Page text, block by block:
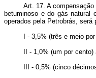
Art. 17. A
betuminoso e do gás natural
operados pela Petrobrás, será
I - 3,5% (três e meio
II - 1,0% (um por
III - 0,5% (cinco